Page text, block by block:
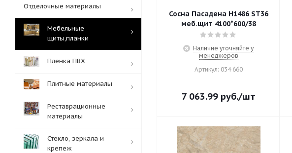
Сосна Пасадена Н1486 ST36
меб.щит 4100*600/38
Наличие уточняйте у
менеджеров
Артикул: 034 660
7 063.99руб./шт
Отделочные материалы
Мебельные
щиты,планки
Пленка ПВХ
Плитные материалы
Реставрационные
материалы
Стекло, зеркала и
крепеж